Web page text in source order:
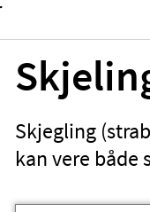
Skjegling
kan vere både